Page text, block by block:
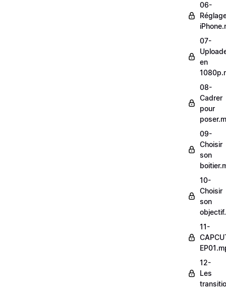
06-
07-
en
08-
Cadrer
pour
09-
Choisir
son
10-
Choisir
son
11-
12-
Les